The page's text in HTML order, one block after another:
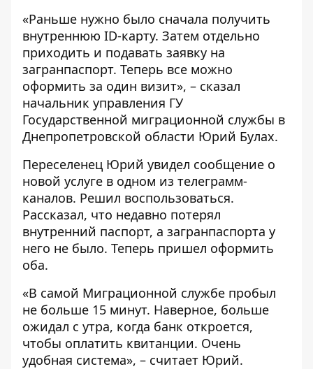
«Раньше нужно было сначала получить
внутреннюю ID-карту. Затем отдельно
приходить и подавать заявку на
загранпаспорт. Теперь все можно
оформить за один визит», – сказал
начальник управления ГУ
Государственной миграционной службы в
Днепропетровской области Юрий Булах.
Переселенец Юрий увидел сообщение о
новой услуге в одном из телеграмм-
каналов. Решил воспользоваться.
Рассказал, что недавно потерял
внутренний паспорт, а загранпаспорта у
него не было. Теперь пришел оформить
оба.
«В самой Миграционной службе пробыл
не больше 15 минут. Наверное, больше
ожидал с утра, когда банк откроется,
чтобы оплатить квитанции. Очень
удобная система», – считает Юрий.